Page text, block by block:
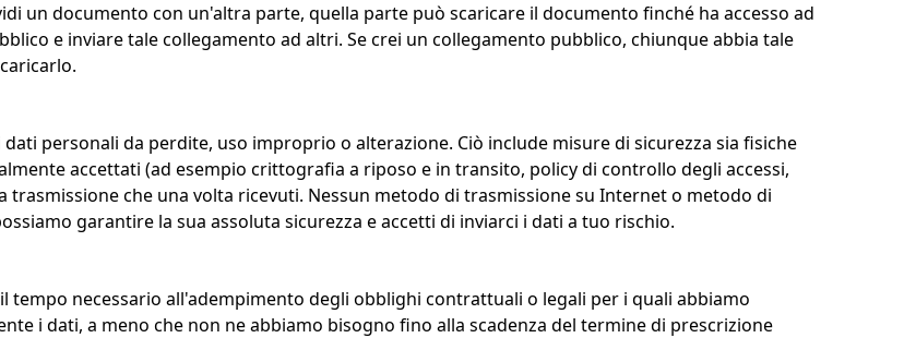
un documento con un'altra parte, quella parte può scaricare il documento finché ha accesso ad
e inviare tale collegamento ad altri. Se crei un collegamento pubblico, chiunque abbia tale
personali da perdite, uso improprio o alterazione. Ciò include misure di sicurezza sia fisiche
accettati (ad esempio crittografia a riposo e in transito, policy di controllo degli accessi,
che una volta ricevuti. Nessun metodo di trasmissione su Internet o metodo di
garantire la sua assoluta sicurezza e accetti di inviarci i dati a tuo rischio.
necessario all'adempimento degli obblighi contrattuali o legali per i quali abbiamo
i dati, a meno che non ne abbiamo bisogno fino alla scadenza del termine di prescrizione